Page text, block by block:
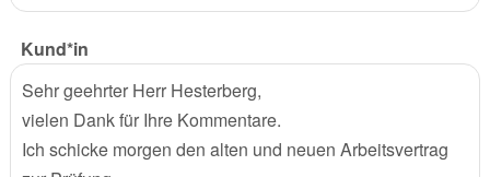
Kund*in
Sehr geehrter Herr Hesterberg,
vielen Dank für Ihre Kommentare.
Ich schicke morgen den alten und neuen Arbeitsvertrag